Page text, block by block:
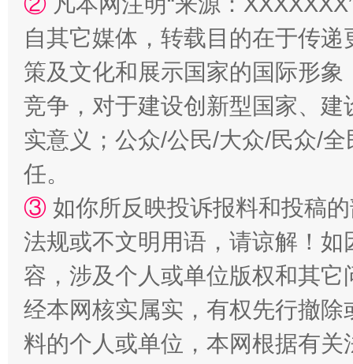
自其它媒体，转载目的在于传
策及文化和展示国家的国际形
竞争，对于建设创新型国家、
实意义；公众/公民/大众/民众/
任。
③ 如你所反映投诉报料和投稿
法规或不文明用语，请谅解！
容，涉及个人或单位版权和其它
经本网核实属实，有权先行撤
料的个人或单位，本网根据有